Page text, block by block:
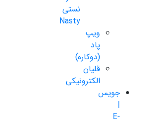
نستی
Nasty
ویپ
پاد
(دوکاره)
قلیان
الکترونیکی
جویس
|
E-